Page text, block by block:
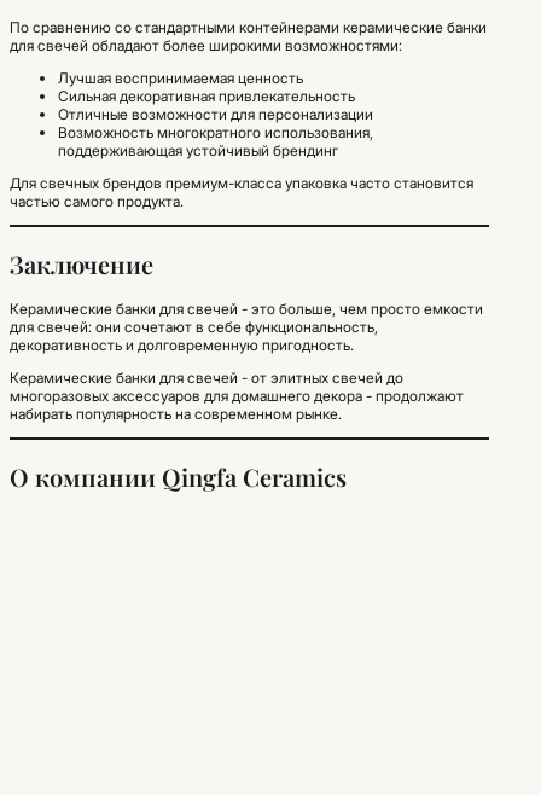
По сравнению со стандартными контейнерами керамические банки
для свечей обладают более широкими возможностями:
Лучшая воспринимаемая ценность
Сильная декоративная привлекательность
Отличные возможности для персонализации
Возможность многократного использования,
поддерживающая устойчивый брендинг
Для свечных брендов премиум-класса упаковка часто становится
частью самого продукта.
Заключение
Керамические банки для свечей - это больше, чем просто емкости
для свечей: они сочетают в себе функциональность,
декоративность и долговременную пригодность.
Керамические банки для свечей - от элитных свечей до
многоразовых аксессуаров для домашнего декора - продолжают
набирать популярность на современном рынке.
О компании Qingfa Ceramics